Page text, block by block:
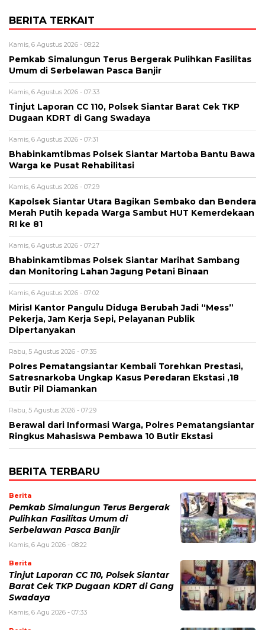
BERITA TERKAIT
Kamis, 6 Agustus 2026 - 08:22
Pemkab Simalungun Terus Bergerak Pulihkan Fasilitas
Umum di Serbelawan Pasca Banjir
Kamis, 6 Agustus 2026 - 07:33
Tinjut Laporan CC 110, Polsek Siantar Barat Cek TKP
Dugaan KDRT di Gang Swadaya
Kamis, 6 Agustus 2026 - 07:31
Bhabinkamtibmas Polsek Siantar Martoba Bantu Bawa
Warga ke Pusat Rehabilitasi
Kamis, 6 Agustus 2026 - 07:29
Kapolsek Siantar Utara Bagikan Sembako dan Bendera
Merah Putih kepada Warga Sambut HUT Kemerdekaan
RI ke 81
Kamis, 6 Agustus 2026 - 07:27
Bhabinkamtibmas Polsek Siantar Marihat Sambang
dan Monitoring Lahan Jagung Petani Binaan
Kamis, 6 Agustus 2026 - 07:02
Miris! Kantor Pangulu Diduga Berubah Jadi “Mess”
Pekerja, Jam Kerja Sepi, Pelayanan Publik
Dipertanyakan
Rabu, 5 Agustus 2026 - 07:35
Polres Pematangsiantar Kembali Torehkan Prestasi,
Satresnarkoba Ungkap Kasus Peredaran Ekstasi ,18
Butir Pil Diamankan
Rabu, 5 Agustus 2026 - 07:29
Berawal dari Informasi Warga, Polres Pematangsiantar
Ringkus Mahasiswa Pembawa 10 Butir Ekstasi
BERITA TERBARU
Berita
Pemkab Simalungun Terus Bergerak
Pulihkan Fasilitas Umum di
Serbelawan Pasca Banjir
Kamis, 6 Agu 2026 - 08:22
Berita
Tinjut Laporan CC 110, Polsek Siantar
Barat Cek TKP Dugaan KDRT di Gang
Swadaya
Kamis, 6 Agu 2026 - 07:33